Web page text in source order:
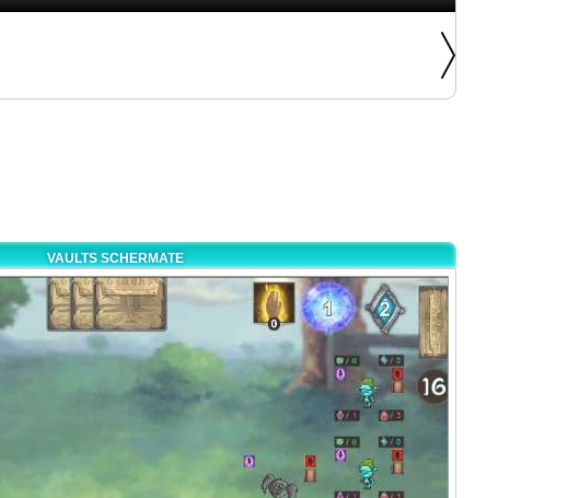
VAULTS SCHERMATE